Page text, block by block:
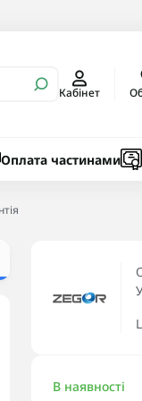
Кабінет
Оплата частинами
В наявності